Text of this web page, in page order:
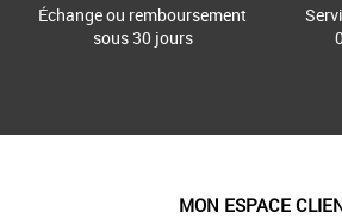
Échange ou remboursement
sous 30 jours
MON ESPACE